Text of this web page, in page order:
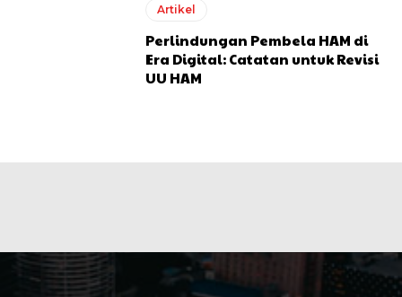
Artikel
Perlindungan Pembela HAM di
Era Digital: Catatan untuk Revisi
UU HAM